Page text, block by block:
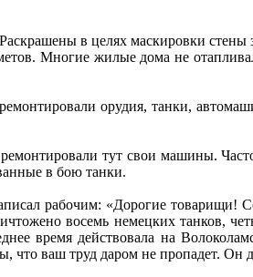
в целях маскировки стены
Многие жилые дома не
орудия, танки,
тут свои машины.
в бою танки.
рабочим: «Дорогие товарищи!
восемь немецких танков,
время действовала на
что ваш труд даром не пропадет. Он